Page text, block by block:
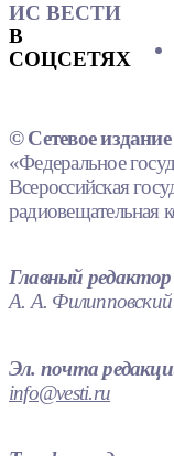
ИС ВЕСТИ
В
СОЦСЕТЯХ
© Сетевое
«Федеральное
Всероссийская
Главный редактор
А. А. Филипповский
Эл. почта
info@vesti.ru